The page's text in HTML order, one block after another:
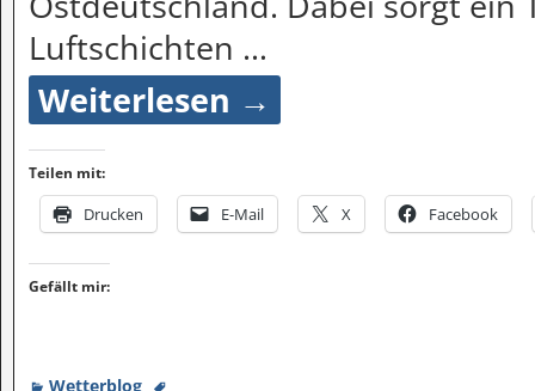
Luftschichten …
Weiterlesen →
Teilen mit:
Drucken E-Mail X Facebook
Gefällt mir:
Wetterblog